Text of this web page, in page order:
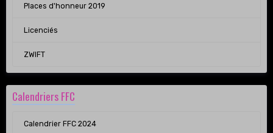
Places d'honneur 2019
Licenciés
ZWIFT
Calendriers FFC
Calendrier FFC 2024